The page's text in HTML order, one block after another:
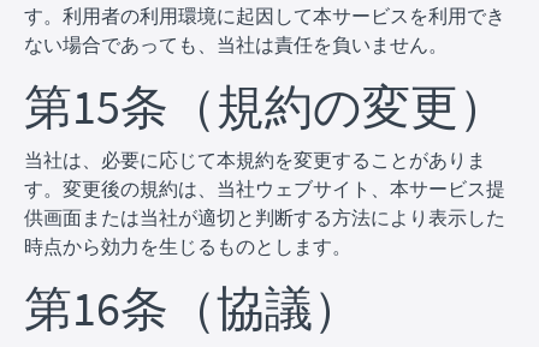
す。利用者の利用環境に起因して本サービスを利用でき
ない場合であっても、当社は責任を負いません。
第15条（規約の変更）
当社は、必要に応じて本規約を変更することがありま
す。変更後の規約は、当社ウェブサイト、本サービス提
供画面または当社が適切と判断する方法により表示した
時点から効力を生じるものとします。
第16条（協議）